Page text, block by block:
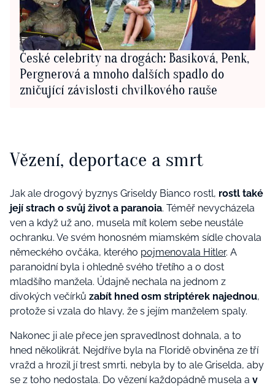
České celebrity na drogách: Basiková, Penk,
Pergnerová a mnoho dalších spadlo do
zničující závislosti chvilkového rauše
Vězení, deportace a smrt
Jak ale drogový byznys Griseldy Bianco rostl, rostl také
její strach o svůj život a paranoia. Téměř nevycházela
ven a když už ano, musela mít kolem sebe neustále
ochranku. Ve svém honosném miamském sídle chovala
německého ovčáka, kterého pojmenovala Hitler. A
paranoidní byla i ohledně svého třetího a o dost
mladšího manžela. Údajně nechala na jednom z
divokých večírků zabít hned osm striptérek najednou,
protože si vzala do hlavy, že s jejím manželem spaly.
Nakonec ji ale přece jen spravedlnost dohnala, a to
hned několikrát. Nejdříve byla na Floridě obviněna ze tří
vražd a hrozil jí trest smrti, nebyla by to ale Griselda, aby
se z toho nedostala. Do vězení každopádně musela a v